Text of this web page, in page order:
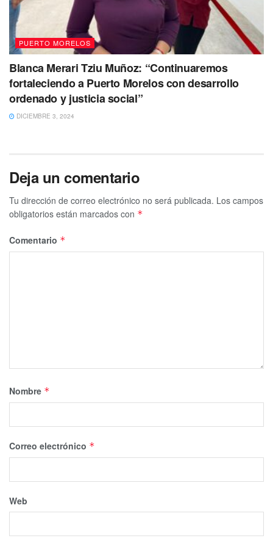
meteorológico: Meteored
PUERTO MORELOS
Blanca Merari Tziu Muñoz: “Continuaremos
fortaleciendo a Puerto Morelos con desarrollo
ordenado y justicia social”
DICIEMBRE 3, 2024
Deja un comentario
Tu dirección de correo electrónico no será publicada. Los campos
obligatorios están marcados con *
Comentario *
Nombre *
Correo electrónico *
Web